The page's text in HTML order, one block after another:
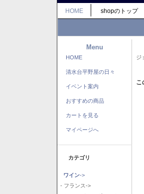
HOME shopのトップ
Menu
HOME
清水台平野屋の日々
イベント案内
おすすめの商品
カートを見る
マイページへ
カテゴリ
ワイン->
- フランス->
ジ
こ